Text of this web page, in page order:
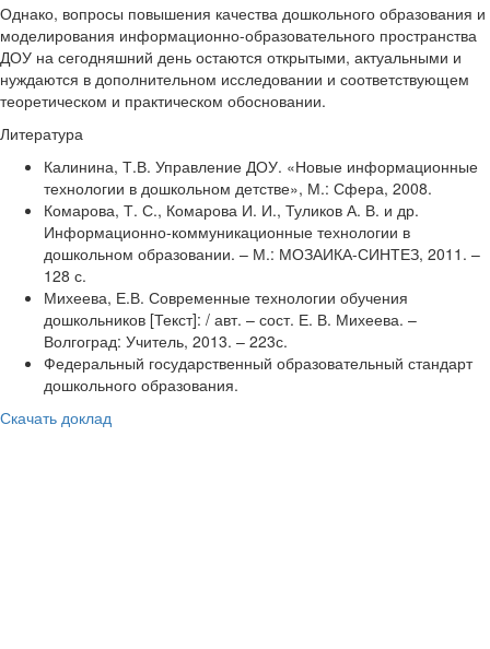
Однако, вопросы повышения качества дошкольного образования и
моделирования информационно-образовательного пространства
ДОУ на сегодняшний день остаются открытыми, актуальными и
нуждаются в дополнительном исследовании и соответствующем
теоретическом и практическом обосновании.
Литература
Калинина, Т.В. Управление ДОУ. «Новые информационные
технологии в дошкольном детстве», М.: Сфера, 2008.
Комарова, Т. С., Комарова И. И., Туликов А. В. и др.
Информационно-коммуникационные технологии в
дошкольном образовании. – М.: МОЗАИКА-СИНТЕЗ, 2011. –
128 с.
Михеева, Е.В. Современные технологии обучения
дошкольников [Текст]: / авт. – сост. Е. В. Михеева. –
Волгоград: Учитель, 2013. – 223с.
Федеральный государственный образовательный стандарт
дошкольного образования.
Скачать доклад